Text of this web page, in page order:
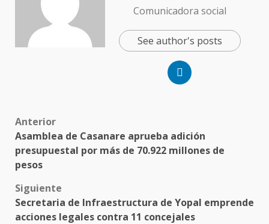
Comunicadora social
See author's posts
Anterior
Asamblea de Casanare aprueba adición
presupuestal por más de 70.922 millones de
pesos
Siguiente
​Secretaria de Infraestructura de Yopal emprende
acciones legales contra 11 concejales